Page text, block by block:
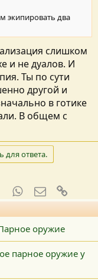
экипировать два
слишком
и не дуалов. И
Ты по сути
другой и
в готике
В общем с
для ответа.
TumblrWhatsApp
E-mail
оружие
парное оружие у